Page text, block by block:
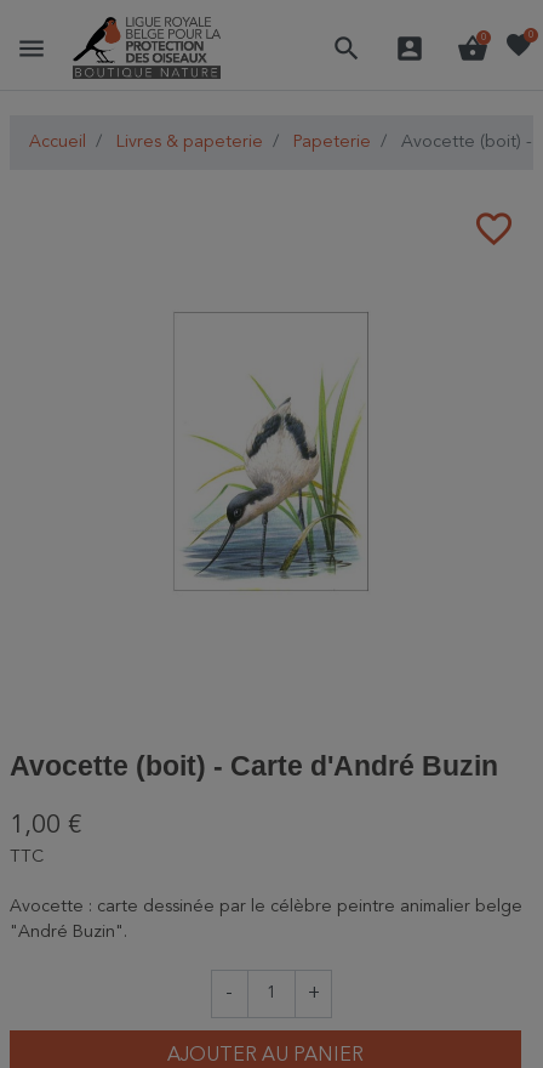
menu search account_box shopping_basket
0 favorite0
Accueil Livres & papeterie Papeterie Avocette (boit) -
favorite_border
Avocette (boit) - Carte d'André Buzin
1,00 €
TTC
Avocette : carte dessinée par le célèbre peintre animalier belge
"André Buzin".
- +
AJOUTER AU PANIER